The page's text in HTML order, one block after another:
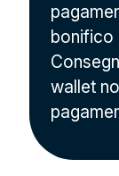
bonifico
wallet